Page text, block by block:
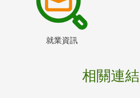
就業資訊
相關連結